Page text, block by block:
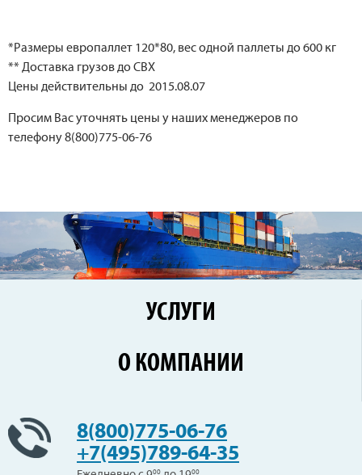
*Размеры европаллет 120*80, вес одной паллеты до 600 кг
** Доставка грузов до СВХ
Цены действительны до 2015.08.07
Просим Вас уточнять цены у наших менеджеров по
телефону 8(800)775-06-76
УСЛУГИ
Железнодорожные перевозки
Негабаритные перевозки
О КОМПАНИИ
Клиенты
Вопрос-Ответ
8(800)775-06-76
+7(495)789-64-35
00 00